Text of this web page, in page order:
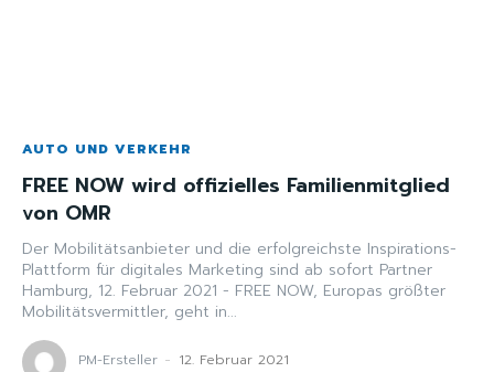
AUTO UND VERKEHR
FREE NOW wird offizielles Familienmitglied
von OMR
Der Mobilitätsanbieter und die erfolgreichste Inspirations-
Plattform für digitales Marketing sind ab sofort Partner
Hamburg, 12. Februar 2021 - FREE NOW, Europas größter
Mobilitätsvermittler, geht in...
PM-Ersteller - 12. Februar 2021